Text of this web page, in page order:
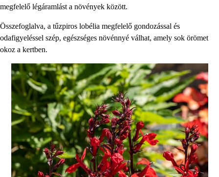
megfelelő légáramlást a növények között.
Összefoglalva, a tűzpiros lobélia megfelelő gondozással és
odafigyeléssel szép, egészséges növénnyé válhat, amely sok örömet
okoz a kertben.